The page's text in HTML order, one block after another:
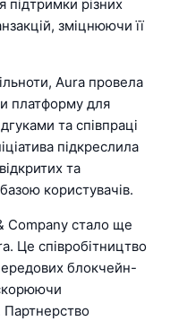
різних
зміцнюючи її
Aura провела
платформу для
та співпраці
підкреслила
та
користувачів.
Company стало ще
Це співробітництво
блокчейн-
Партнерство